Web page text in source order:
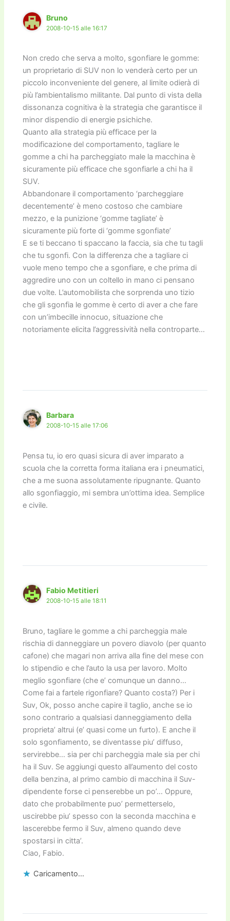
k
Bruno
2008-10-15 alle 16:17
Non credo che serva a molto, sgonfiare le gomme:
un proprietario di SUV non lo venderà certo per un
piccolo inconveniente del genere, al limite odierà di
più l’ambientalismo militante. Dal punto di vista della
dissonanza cognitiva è la strategia che garantisce il
minor dispendio di energie psichiche.
Quanto alla strategia più efficace per la
modificazione del comportamento, tagliare le
gomme a chi ha parcheggiato male la macchina è
sicuramente più efficace che sgonfiarle a chi ha il
SUV.
Abbandonare il comportamento ‘parcheggiare
decentemente’ è meno costoso che cambiare
mezzo, e la punizione ‘gomme tagliate’ è
sicuramente più forte di ‘gomme sgonfiate’
E se ti beccano ti spaccano la faccia, sia che tu tagli
che tu sgonfi. Con la differenza che a tagliare ci
vuole meno tempo che a sgonfiare, e che prima di
aggredire uno con un coltello in mano ci pensano
due volte. L’automobilista che sorprenda uno tizio
che gli sgonfia le gomme è certo di aver a che fare
con un’imbecille innocuo, situazione che
notoriamente elicita l’aggressività nella controparte…
Barbara
2008-10-15 alle 17:06
Pensa tu, io ero quasi sicura di aver imparato a
scuola che la corretta forma italiana era i pneumatici,
che a me suona assolutamente ripugnante. Quanto
allo sgonfiaggio, mi sembra un’ottima idea. Semplice
e civile.
Fabio Metitieri
2008-10-15 alle 18:11
Bruno, tagliare le gomme a chi parcheggia male
rischia di danneggiare un povero diavolo (per quanto
cafone) che magari non arriva alla fine del mese con
lo stipendio e che l’auto la usa per lavoro. Molto
meglio sgonfiare (che e’ comunque un danno…
Come fai a fartele rigonfiare? Quanto costa?) Per i
Suv, Ok, posso anche capire il taglio, anche se io
sono contrario a qualsiasi danneggiamento della
proprieta’ altrui (e’ quasi come un furto). E anche il
solo sgonfiamento, se diventasse piu’ diffuso,
servirebbe… sia per chi parcheggia male sia per chi
ha il Suv. Se aggiungi questo all’aumento del costo
della benzina, al primo cambio di macchina il Suv-
dipendente forse ci penserebbe un po’… Oppure,
dato che probabilmente puo’ permetterselo,
uscirebbe piu’ spesso con la seconda macchina e
lascerebbe fermo il Suv, almeno quando deve
spostarsi in citta’.
Ciao, Fabio.
Caricamento...